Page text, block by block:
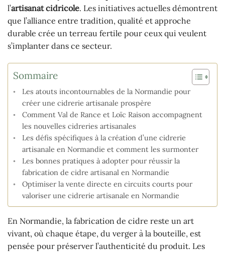
l’artisanat cidricole. Les initiatives actuelles démontrent
que l’alliance entre tradition, qualité et approche
durable crée un terreau fertile pour ceux qui veulent
s’implanter dans ce secteur.
Sommaire
Les atouts incontournables de la Normandie pour
créer une cidrerie artisanale prospère
Comment Val de Rance et Loïc Raison accompagnent
les nouvelles cidreries artisanales
Les défis spécifiques à la création d’une cidrerie
artisanale en Normandie et comment les surmonter
Les bonnes pratiques à adopter pour réussir la
fabrication de cidre artisanal en Normandie
Optimiser la vente directe en circuits courts pour
valoriser une cidrerie artisanale en Normandie
En Normandie, la fabrication de cidre reste un art
vivant, où chaque étape, du verger à la bouteille, est
pensée pour préserver l’authenticité du produit. Les